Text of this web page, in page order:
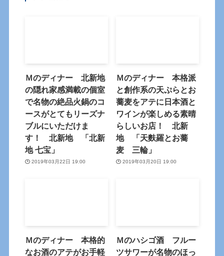
Ｍのディナー 北新地
の隠れ家感満載の個室
で名物の絶品火鍋のコ
ースがとてもリーズナ
ブルにいただけま
す！ 北新地 「北新
地 七宝」
2019年03月22日 19:00
Ｍのディナー 本格派
と創作系の天ぷらとお
蕎麦をアテに日本酒と
ワインが楽しめる素晴
らしいお店！ 北新
地 「天麩羅とお蕎
麦 三輪」
2019年03月20日 19:00
Ｍのディナー 本格的
なお酒のアテがお手軽
Ｍのハシゴ酒 フルー
ツサワーが名物のほっ